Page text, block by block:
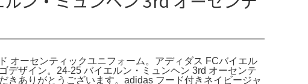
オーセンティックユニフォーム。アディダス FCバイエル
ザイン。24-25 バイエルン・ミュンヘン 3rd オーセンテ
きありがとうございます。adidas フード付きネイビージャ